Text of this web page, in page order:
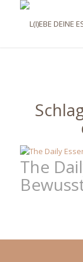
The